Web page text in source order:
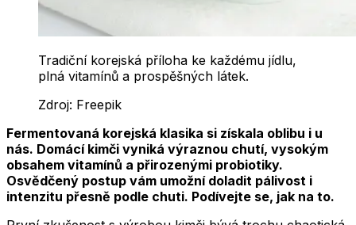
Tradiční korejská příloha ke každému jídlu,
plná vitamínů a prospěšných látek.
Zdroj: Freepik
Fermentovaná korejská klasika si získala oblibu i u
nás. Domácí kimči vyniká výraznou chutí, vysokým
obsahem vitamínů a přirozenými probiotiky.
Osvědčený postup vám umožní doladit pálivost i
intenzitu přesně podle chuti. Podívejte se, jak na to.